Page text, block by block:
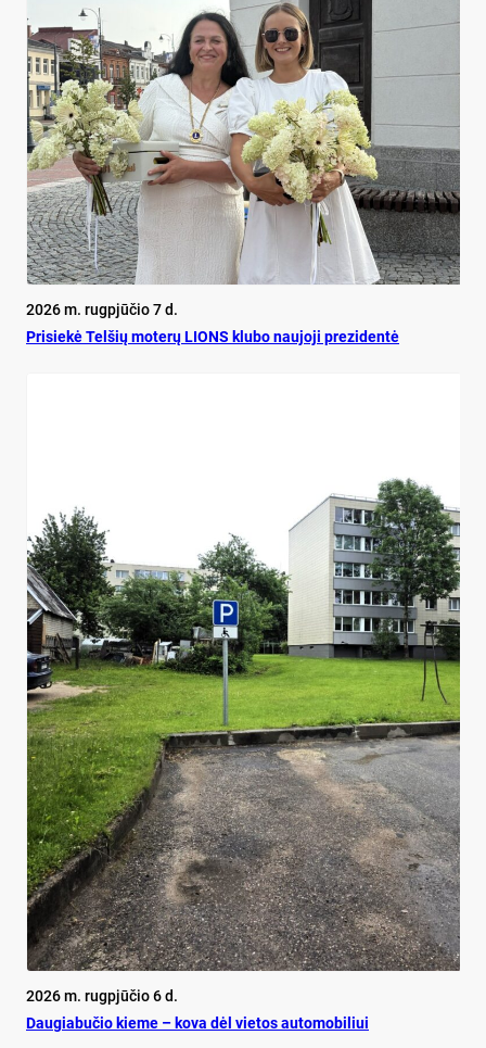
2026 m. rugpjūčio 7 d.
Pri­siekė Tel­šių mo­terų LIONS klu­bo nau­jo­ji pre­zi­dentė
2026 m. rugpjūčio 6 d.
Dau­gia­bu­čio kie­me – ko­va dėl vie­tos au­to­mo­bi­liui